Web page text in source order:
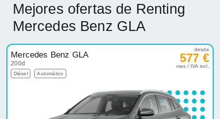
Mejores ofertas de Renting
Mercedes Benz GLA
Mercedes Benz GLA
200d
Diésel Automático
desde
577 €
mes / IVA incl.